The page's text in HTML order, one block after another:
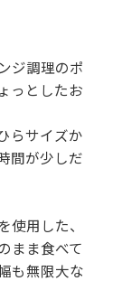
ジ調理のポ
っとしたお
らサイズか
間が少しだ
用した、
まま食べて
も無限大な